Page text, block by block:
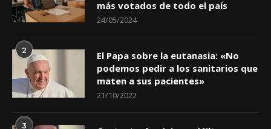
más votados de todo el país
24/05/2024
2
El Papa sobre la eutanasia: «No
podemos pedir a los sanitarios que
maten a sus pacientes»
21/10/2022
3